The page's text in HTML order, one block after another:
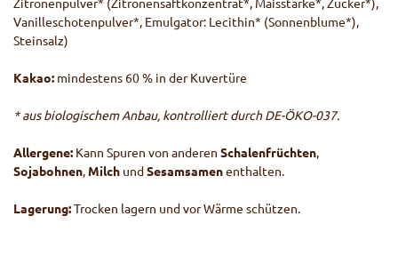
Vanilleschotenpulver*, Emulgator: Lecithin* (Sonnenblume*),
Steinsalz)
Kakao: mindestens 60 % in der Kuvertüre
* aus biologischem Anbau, kontrolliert durch DE-ÖKO-037.
Allergene: Kann Spuren von anderen Schalenfrüchten
Sojabohnen Milch undSesamsamenenthalten.
Lagerung:Trocken lagern und vor Wärme schützen.